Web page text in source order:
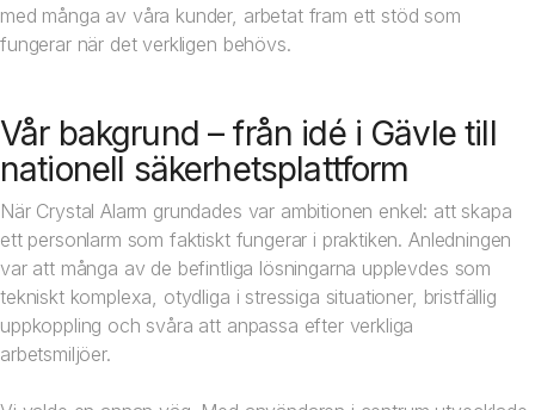
med många av våra kunder, arbetat fram ett stöd som
fungerar när det verkligen behövs.
Vår bakgrund – från idé i Gävle till
nationell säkerhetsplattform
När Crystal Alarm grundades var ambitionen enkel: att skapa
ett personlarm som faktiskt fungerar i praktiken. Anledningen
var att många av de befintliga lösningarna upplevdes som
tekniskt komplexa, otydliga i stressiga situationer, bristfällig
uppkoppling och svåra att anpassa efter verkliga
arbetsmiljöer.